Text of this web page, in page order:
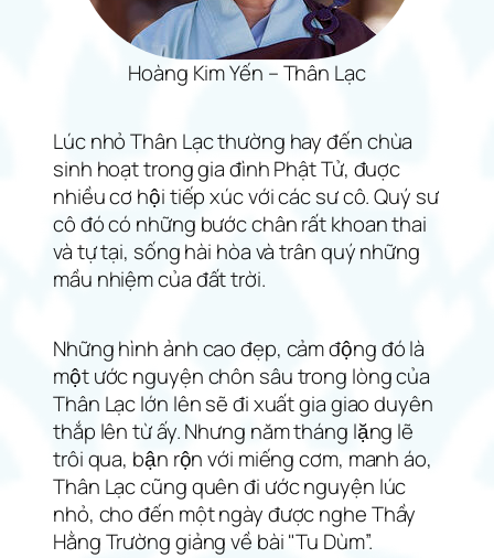
Hoàng Kim Yến – Thân Lạc
Lúc nhỏ Thân Lạc thường hay đến chùa
sinh hoạt trong gia đình Phật Tử, đuợc
nhiều cơ hội tiếp xúc với các sư cô. Quý sư
cô đó có những bước chân rất khoan thai
và tự tại, sống hài hòa và trân quý những
mầu nhiệm của đất trời.
Những hình ảnh cao đẹp, cảm động đó là
một ước nguyện chôn sâu trong lòng của
Thân Lạc lớn lên sẽ đi xuất gia giao duyên
thắp lên từ ấy. Nhưng năm tháng lặng lẽ
trôi qua, bận rộn với miếng cơm, manh áo,
Thân Lạc cũng quên đi ước nguyện lúc
nhỏ, cho đến một ngày được nghe Thầy
Hằng Trường giảng về bài "Tu Dùm”.